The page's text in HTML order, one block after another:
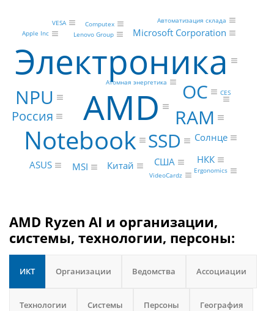
AMD
Электроника
Notebook SSD
RAM
ОС
NPU
Россия
ASUS MSI Китай США
Microsoft Corporation
НКК
Солнце
Lenovo Group
Apple Inc
Атомная энергетика
Ergonomics
VideoCardz
Computex
VESA Автоматизация склада
CES
AMD Ryzen AI и организации,
системы, технологии, персоны:
ИКТ Организации Ведомства Ассоциации
Технологии Системы Персоны География